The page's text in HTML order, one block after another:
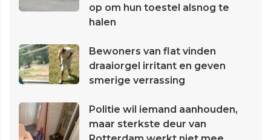
op om hun toestel alsnog te
halen
Bewoners van flat vinden
draaiorgel irritant en geven
smerige verrassing
Politie wil iemand aanhouden,
maar sterkste deur van